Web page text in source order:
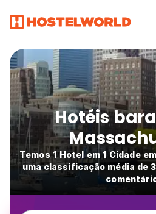
Hotéis
Temos 1 Hotel em 1 Cidade
uma classificação média de